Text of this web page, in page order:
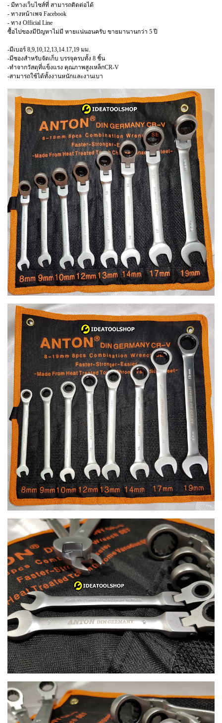
- มีทางเว็บไซส์ที่ สามารถติดต่อได้
- ทางหน้าเพจ Facebook
- ทาง Official Line
ซื้อไปของมีปัญหาไม่มี หายแน่นอนครับ ขายมานานกว่า 5 ปี
-มีเบอร์ 8,9,10,12,13,14.17,19 มม.
-มีซองสำหรับจัดเก็บ บรรจุครบทั้ง 8 ชิ้น
-ทำจากวัสดุที่แข็งแรง คุณภาพสูงเหล็กCR-V
-สามารถใช้ได้ทั้งงานหนักและงานเบา